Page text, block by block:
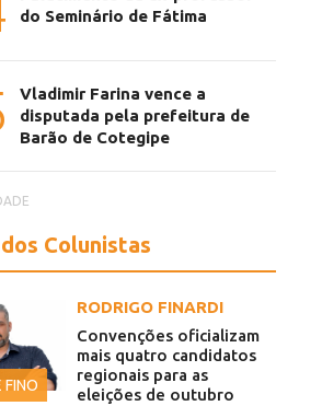
do Seminário de Fátima
Vladimir Farina vence a
disputada pela prefeitura de
Barão de Cotegipe
Colunistas
FINO
RODRIGO FINARDI
Convenções oficializam
mais quatro candidatos
regionais para as
eleições de outubro